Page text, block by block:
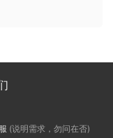
(说明需求，勿问在否)